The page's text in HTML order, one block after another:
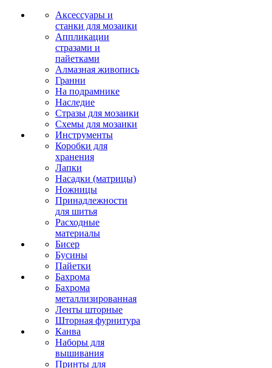
Аксессуары и
станки для мозаики
Аппликации
стразами и
пайетками
Алмазная живопись
Гранни
На подрамнике
Наследие
Стразы для мозаики
Схемы для мозаики
Инструменты
Коробки для
хранения
Лапки
Насадки (матрицы)
Ножницы
Принадлежности
для шитья
Расходные
материалы
Бисер
Бусины
Пайетки
Бахрома
Бахрома
металлизированная
Ленты шторные
Шторная фурнитура
Канва
Наборы для
вышивания
Принты для